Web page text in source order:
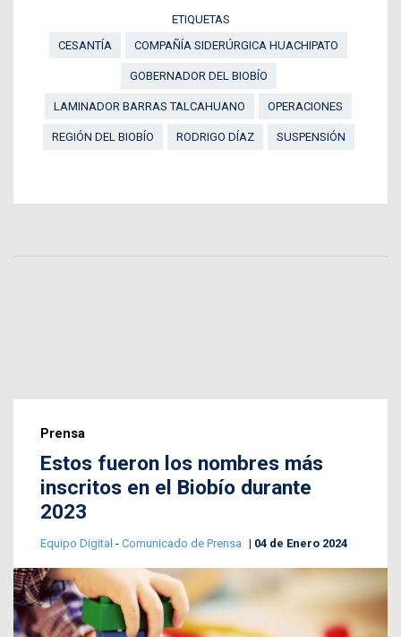
ETIQUETAS
CESANTÍA
COMPAÑÍA SIDERÚRGICA HUACHIPATO
GOBERNADOR DEL BIOBÍO
LAMINADOR BARRAS TALCAHUANO OPERACIONES
REGIÓN DEL BIOBÍO RODRIGO DÍAZ SUSPENSIÓN
Prensa
Estos fueron los nombres más
inscritos en el Biobío durante
2023
Equipo Digital - Comunicado de Prensa 04 de Enero 2024